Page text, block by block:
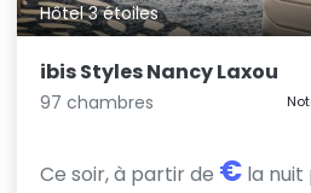
Hôtel 3 étoiles
ibis Styles Nancy Laxou
97 chambres
Ce soir, à partir de € la nuit